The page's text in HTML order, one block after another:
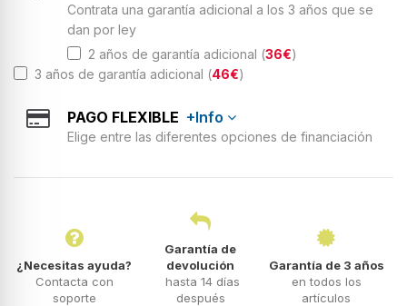
Contrata una garantía adicional a los 3 años que se
dan por ley
2 años de garantía adicional (36€)
3 años de garantía adicional (46€)
PAGO FLEXIBLE +Info
Elige entre las diferentes opciones de financiación
¿Necesitas ayuda?
Contacta con
soporte
Garantía de
devolución
hasta 14 días
después
Garantía de 3 años
en todos los
artículos